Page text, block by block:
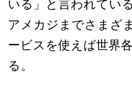
いる」と言われてい
アメカジまでさまざ
ービスを使えば世界
る。